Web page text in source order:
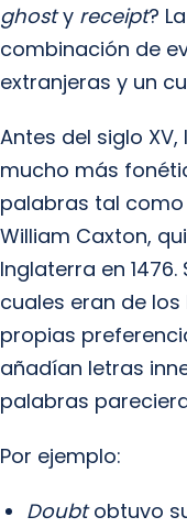
ghosty receipt?
combinación de
extranjeras y un
Antes del siglo
mucho más
palabras tal como
William Caxton,
Inglaterra en
cuales eran de los
propias
añadían letras
palabras
Por ejemplo:
Doubtobtuvo